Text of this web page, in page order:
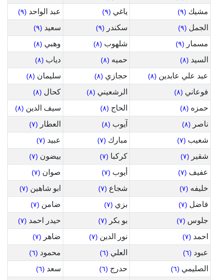
مشيك (٩) ياغي (٩) عبد الواحد (٩)
الجمل (٩) سكندر (٩) سعيد (٩)
مسمار (٩) شلهوب (٨) وهبي (٨)
السيد (٨) حميه (٨) دياب (٨)
عبد علي عابدين (٨) حجازي (٨) سليمان (٨)
فوعاني (٨) الرشعيني (٨) كحال (٨)
حمزه (٨) الحاج (٨) سيف الدين (٨)
ناصر (٨) آيوب (٨) العطار (٧)
شعيب (٧) مبارك (٧) عبيد (٧)
شقير (٧) كركبا (٧) بيضون (٧)
عفيف (٧) أيوب (٧) صوان (٧)
خليفه (٧) شجاع (٧) ابو شاهين (٧)
فاضل (٧) بزي (٧) ضامن (٧)
جلوس (٧) بو بكر (٧) حيدر احمد (٧)
احمد (٧) نور الدين (٧) ضاهر (٧)
عبود (٦) العلي (٦) محمود (٦)
الصليمي (٦) حدرج (٦) سعد (٦)